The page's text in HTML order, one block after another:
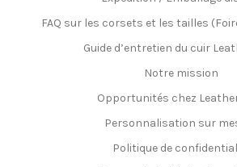
FAQ sur les corsets et les tailles
Guide d’entretien du cuir
Notre mission
Opportunités chez
Personnalisation sur
Politique de